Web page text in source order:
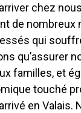
chez
de nombreux
qui
qu’assurer
familles, et
touché
en Valais.